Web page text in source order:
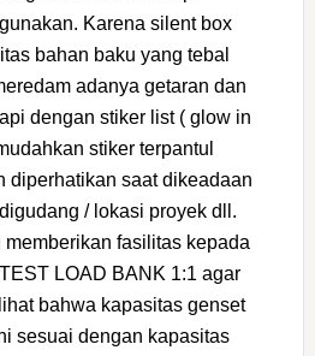
Karena silent box
bahan baku yang tebal
adanya getaran dan
dengan stiker list ( glow in
stiker terpantul
diperhatikan saat dikeadaan
/ lokasi proyek dll.
fasilitas kepada
LOAD BANK 1:1 agar
bahwa kapasitas genset
sesuai dengan kapasitas